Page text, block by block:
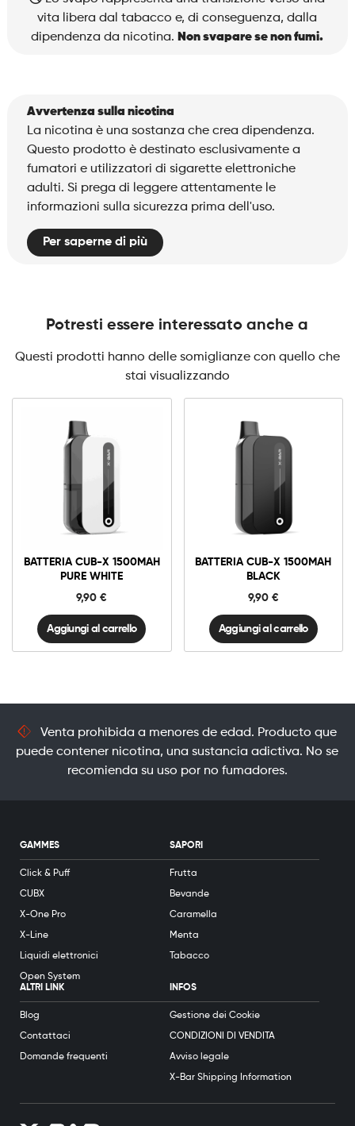
vita libera dal tabacco e, di conseguenza, dalla
dipendenza da nicotina. Non svapare se non fumi.
Avvertenza sulla nicotina
La nicotina è una sostanza che crea dipendenza.
Questo prodotto è destinato esclusivamente a
fumatori e utilizzatori di sigarette elettroniche
adulti. Si prega di leggere attentamente le
informazioni sulla sicurezza prima dell'uso.
Per saperne di più
Potresti essere interessato anche a
Questi prodotti hanno delle somiglianze con quello che
stai visualizzando
BATTERIA CUB-X 1500MAH
PURE WHITE
9,90€
Batteria
CUB-
Pure
White
quantità
Aggiungi al carrello
BATTERIA CUB-X 1500MAH
BLACK
9,90 €
Batteria
Black
quantità
Aggiungi al carrello
Venta prohibida a menores de edad. Producto que
puede contener nicotina, una sustancia adictiva. No se
recomienda su uso por no fumadores.
GAMMES
Click & Puff
CUBX
X-One Pro
X-Line
Liquidi elettronici
Open System
SAPORI
Frutta
Bevande
Caramella
Menta
Tabacco
ALTRI LINK
Blog
Contattaci
Domande frequenti
INFOS
Gestione dei Cookie
CONDIZIONI DI VENDITA
Avviso legale
X-Bar Shipping Information